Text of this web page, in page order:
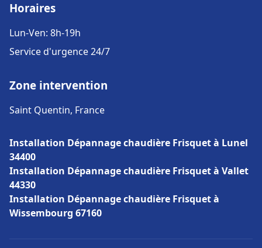
Horaires
Lun-Ven: 8h-19h
Service d'urgence 24/7
Zone intervention
Saint Quentin, France
Installation Dépannage chaudière Frisquet à Lunel
34400
Installation Dépannage chaudière Frisquet à Vallet
44330
Installation Dépannage chaudière Frisquet à
Wissembourg 67160